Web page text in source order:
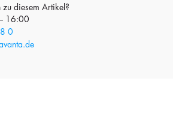
zu diesem Artikel?
16:00
0